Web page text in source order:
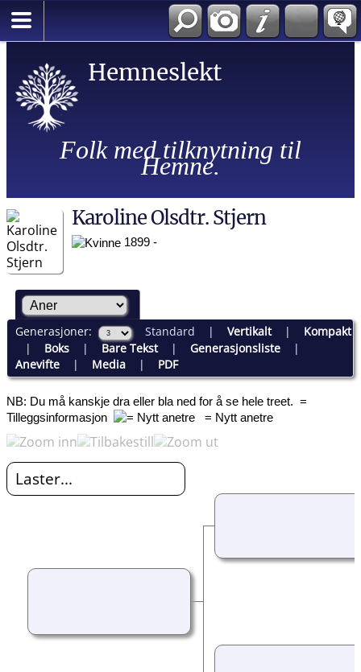
Hemneslekt
Folk med tilknytning til
Hemne.
Karoline Olsdtr. Stjern
1899 -
Generasjoner: Standard | Vertikalt| Kompakt
| Boks| Bare Tekst| Generasjonsliste|
Anevifte| Media| PDF
NB: Du må kanskje dra eller bla ned for å se hele treet. =
Tilleggsinformasjon
= Nytt anetre
Laster...